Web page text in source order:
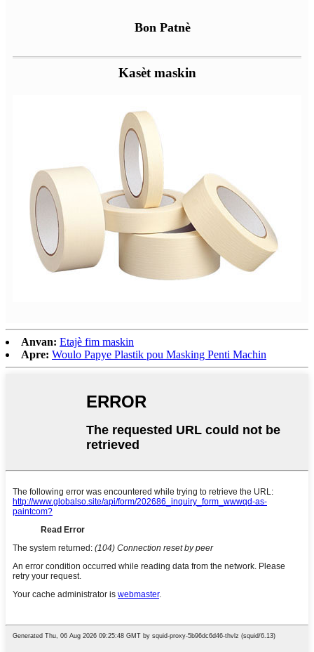
Bon Patnè
Kasèt maskin
Anvan: Etajè fim maskin
Apre: Woulo Papye Plastik pou Masking Penti Machin